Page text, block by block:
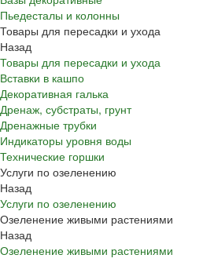
Пьедесталы и колонны
Товары для пересадки и ухода
Назад
Товары для пересадки и ухода
Вставки в кашпо
Декоративная галька
Дренаж, субстраты, грунт
Дренажные трубки
Индикаторы уровня воды
Технические горшки
Услуги по озеленению
Назад
Услуги по озеленению
Озеленение живыми растениями
Назад
Озеленение живыми растениями